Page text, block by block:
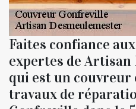
Faites confiance
expertes de
qui est un couvreur
travaux de